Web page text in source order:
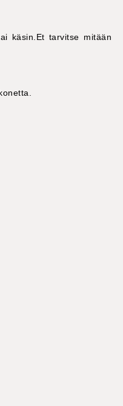
käsin.Et tarvitse mitään